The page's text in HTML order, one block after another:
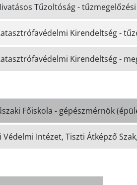
Tűzoltóság -
Kirendeltség -
Kirendeltség -
Főiskola - gépészmérnök
Védelmi Intézet, Tiszti Átképző